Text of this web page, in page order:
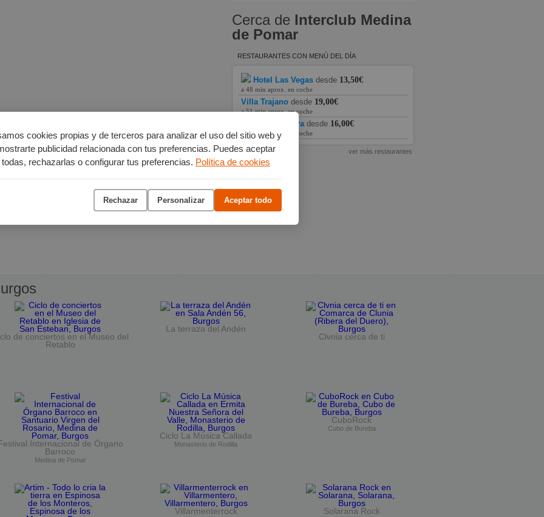
cookies propias y de terceros para analizar el uso del sitio web y
publicidad relacionada con tus preferencias. Puedes aceptar
todas, rechazarlas o configurar tus preferencias. Política de cookies
Rechazar Personalizar Aceptar todo
Cerca de Interclub Medina
de Pomar
RESTAURANTES CON MENÚ DEL DÍA
Hotel Las Vegas desde 13,50€
a 48 min aprox. en coche
Villa Trajano desde 19,00€
a 51 min aprox. en coche
Mesón La Piedra desde 16,00€
a 52 min aprox. en coche
ver más restaurantes
de conciertos en el Museo del
Retablo
La terraza del Andén
Clvnia cerca de ti
Internacional de Órgano
Barroco
Medina de Pomar
Ciclo La Música Callada
Monasterio de Rodilla
CuboRock
Cubo de Bureba
Villarmenterrock Solarana Rock